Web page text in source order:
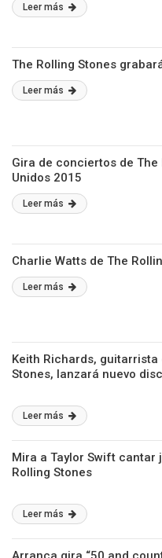
Leer más
The Rolling Stones
Leer más
Gira de conciertos de The
Unidos 2015
Leer más
Charlie Watts de The
Leer más
Keith Richards, guitarrista
Stones, lanzará nuevo
Leer más
Mira a Taylor Swift cantar
Rolling Stones
Leer más